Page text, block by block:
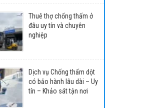
Thuê thợ chống thấm ở
đâu uy tín và chuyên
nghiệp
Dịch vụ Chống thấm dột
có bảo hành lâu dài – Uy
tín – Khảo sát tận nơi